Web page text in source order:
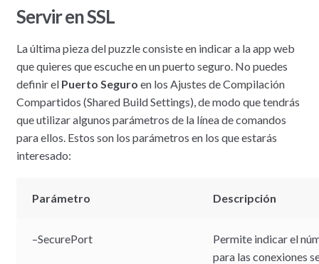
Servir en SSL
La última pieza del puzzle consiste en indicar a la app web
que quieres que escuche en un puerto seguro. No puedes
definir el Puerto Seguro en los Ajustes de Compilación
Compartidos (Shared Build Settings), de modo que tendrás
que utilizar algunos parámetros de la línea de comandos
para ellos. Estos son los parámetros en los que estarás
interesado:
Parámetro Descripción
–SecurePort
Permite indicar el
para las conexiones